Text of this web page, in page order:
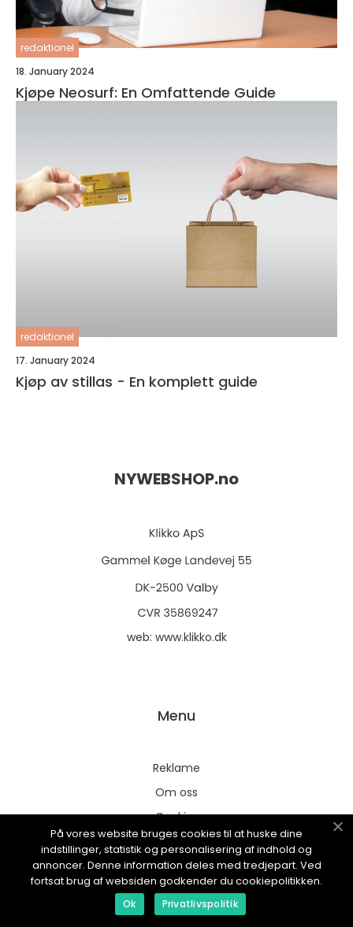
redaktionel
18. January 2024
Kjøpe Neosurf: En Omfattende Guide
redaktionel
17. January 2024
Kjøp av stillas - En komplett guide
NYWEBSHOP.no
web: www.klikko.dk
Menu
Reklame
Om oss
Cookies
Kontakt Oss
Sitemap
På vores website bruges cookies til at huske dine
indstillinger, statistik og personalisering af indhold og
annoncer. Denne information deles med tredjepart. Ved
fortsat brug af websiden godkender du cookiepolitikken.
Ok Privatlivspolitik